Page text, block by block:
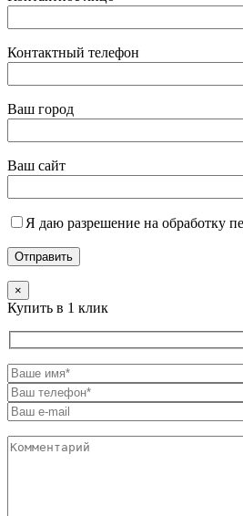
Контактный телефон
Ваш город
Ваш сайт
Я даю разрешение на обработку
×
Купить в 1 клик